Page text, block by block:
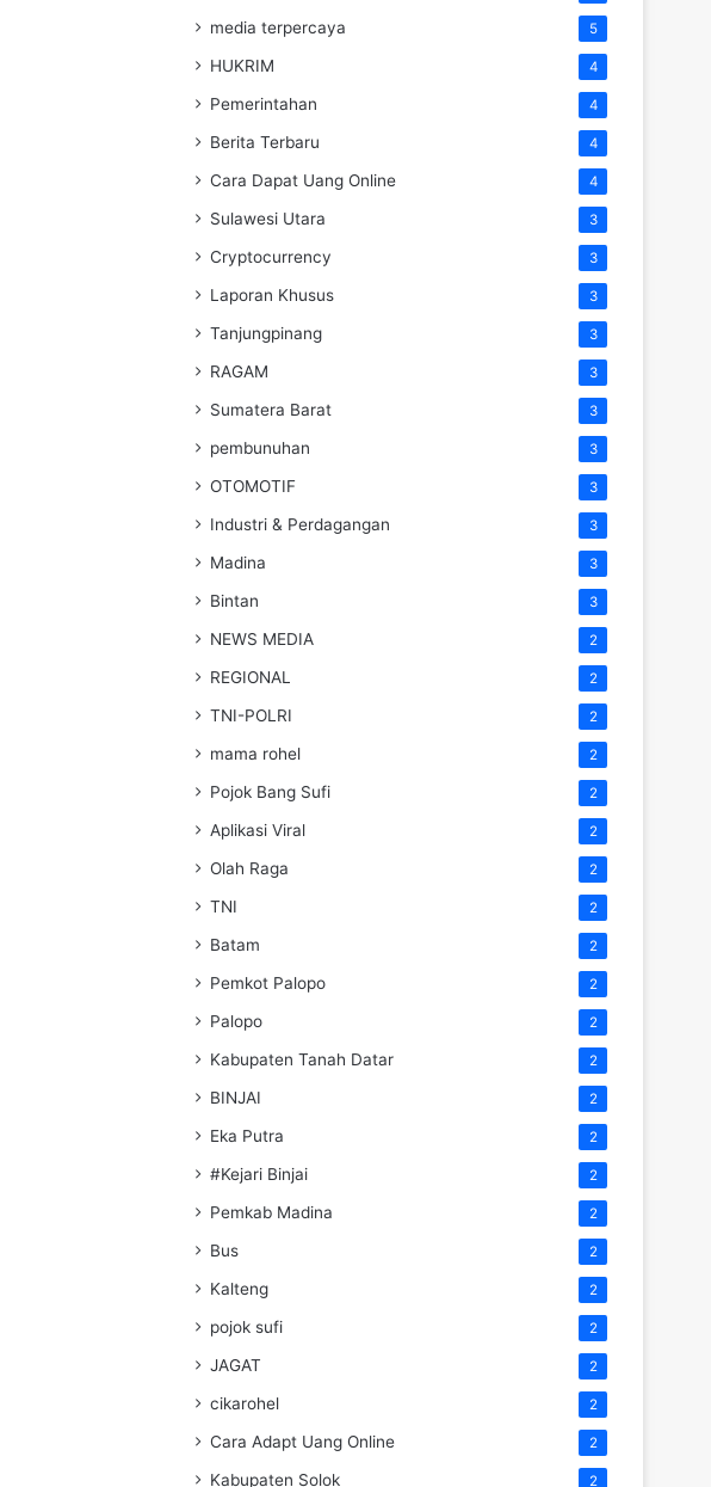
media terpercaya 5
HUKRIM 4
Pemerintahan 4
Berita Terbaru 4
Cara Dapat Uang Online 4
Sulawesi Utara 3
Cryptocurrency 3
Laporan Khusus 3
Tanjungpinang 3
RAGAM 3
Sumatera Barat 3
pembunuhan 3
OTOMOTIF 3
Industri & Perdagangan 3
Madina 3
Bintan 3
NEWS MEDIA 2
REGIONAL 2
TNI-POLRI 2
mama rohel 2
Pojok Bang Sufi 2
Aplikasi Viral 2
Olah Raga 2
TNI 2
Batam 2
Pemkot Palopo 2
Palopo 2
Kabupaten Tanah Datar 2
BINJAI 2
Eka Putra 2
#Kejari Binjai 2
Pemkab Madina 2
Bus 2
Kalteng 2
pojok sufi 2
JAGAT 2
cikarohel 2
Cara Adapt Uang Online 2
Kabupaten Solok 2